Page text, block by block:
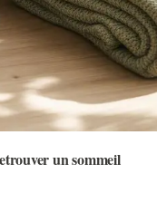
un sommeil